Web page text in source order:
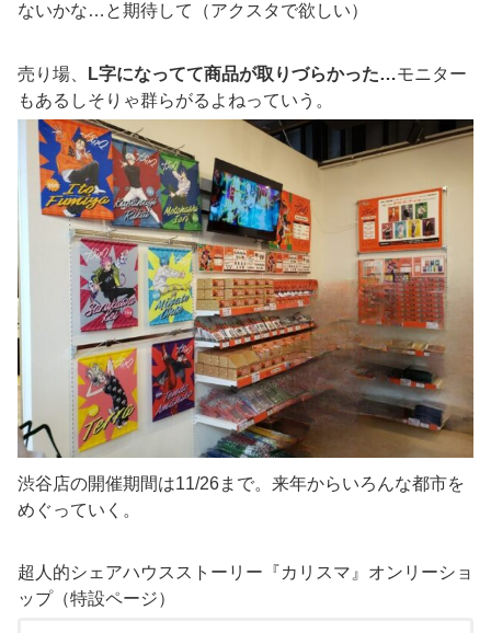
ないかな…と期待して（アクスタで欲しい）
売り場、 L字になってて商品が取りづらかった…モニター
もあるしそりゃ群らがるよねっていう。
渋谷店の開催期間は11/26まで。来年からいろんな都市を
めぐっていく。
超人的シェアハウスストーリー『カリスマ』オンリーショ
ップ（特設ページ）